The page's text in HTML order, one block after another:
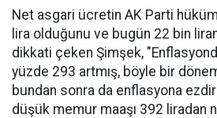
Net asgari ücretin AK Parti
lira olduğunu ve bugün 22 bin
dikkati çeken Şimşek,
yüzde 293 artmış, böyle bir
bundan sonra da enflasyona
düşük memur maaşı 392 liradan